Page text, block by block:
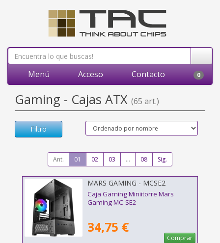
Menú Acceso Contacto 0
Gaming - Cajas ATX (65 art.)
Filtro
Ant. 01 02 03 ... 08 Sig.
MARS GAMING - MCSE2
Caja Gaming Miniitorre Mars
Gaming MC-SE2
34,75 €
Comprar